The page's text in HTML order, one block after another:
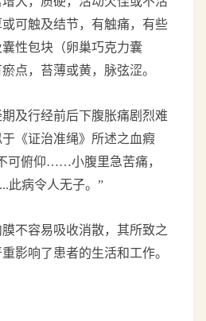
可触及结节，有触痛，有些
性包块（卵巢巧克力囊
点，苔薄或黄，脉弦涩。
及行经前后下腹胀痛剧烈难
《证治准绳》所述之血瘕
俯仰……小腹里急苦痛，
此病令人无子。”
不容易吸收消散，其所致之
影响了患者的生活和工作。